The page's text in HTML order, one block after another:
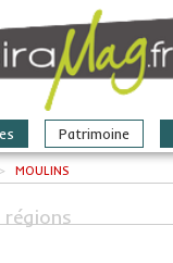
Patrimoine
> MOULINS